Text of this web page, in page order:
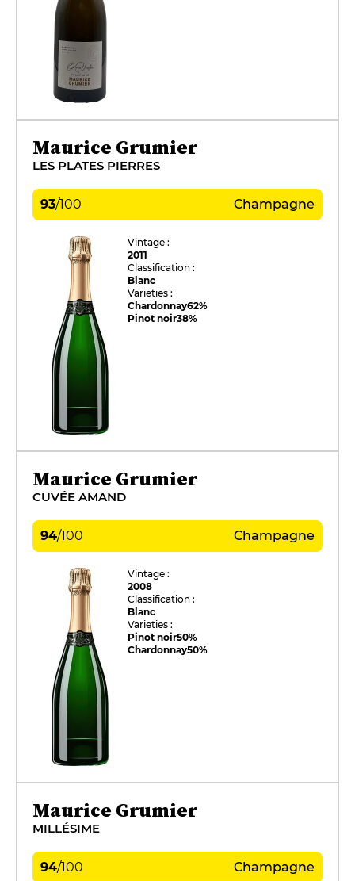
Maurice Grumier
LES PLATES PIERRES
93/100 Champagne
Vintage :
2011
Classification :
Blanc
Varieties :
Chardonnay62%
Pinot noir38%
Maurice Grumier
CUVÉE AMAND
94/100 Champagne
Vintage :
2008
Classification :
Blanc
Varieties :
Pinot noir50%
Chardonnay50%
Maurice Grumier
MILLÉSIME
94/100 Champagne